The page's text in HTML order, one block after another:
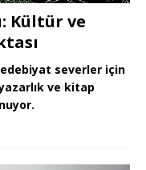
Kültür ve
severler için
ve kitap